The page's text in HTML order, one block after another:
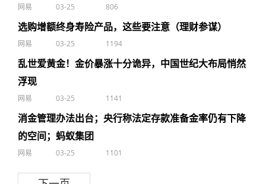
网易 03-25 806
选购增额终身寿险产品，这些要注意（理财参谋）
网易 03-25 1194
乱世爱黄金！金价暴涨十分诡异，中国世纪大布局悄然
浮现
网易 03-25 1141
消金管理办法出台；央行称法定存款准备金率仍有下降
的空间；蚂蚁集团
网易 03-25 1101